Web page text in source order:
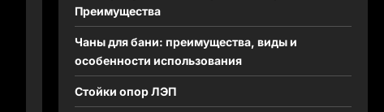
Преимущества
Чаны для бани: преимущества, виды и
особенности использования
Стойки опор ЛЭП